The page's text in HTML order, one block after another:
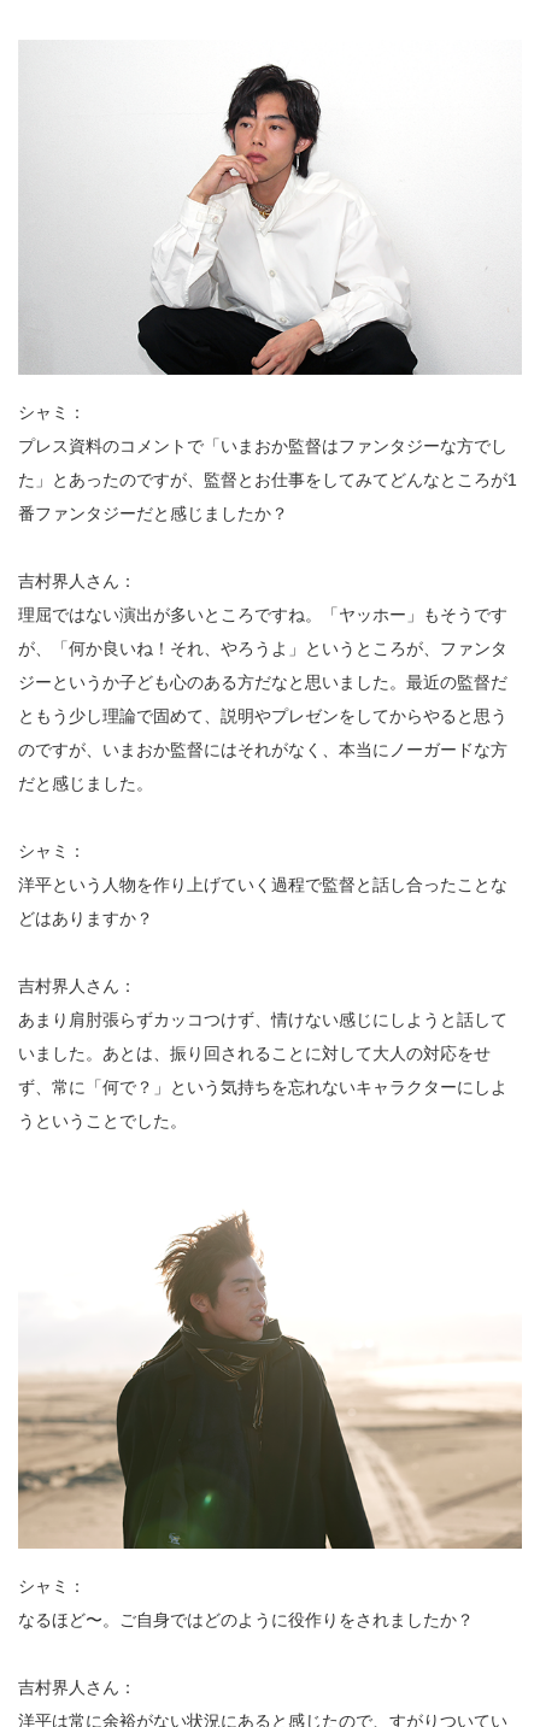
シャミ：
プレス資料のコメントで「いまおか監督はファンタジーな方でし
た」とあったのですが、監督とお仕事をしてみてどんなところが1
番ファンタジーだと感じましたか？
吉村界人さん：
理屈ではない演出が多いところですね。「ヤッホー」もそうです
が、「何か良いね！それ、やろうよ」というところが、ファンタ
ジーというか子ども心のある方だなと思いました。最近の監督だ
ともう少し理論で固めて、説明やプレゼンをしてからやると思う
のですが、いまおか監督にはそれがなく、本当にノーガードな方
だと感じました。
シャミ：
洋平という人物を作り上げていく過程で監督と話し合ったことな
どはありますか？
吉村界人さん：
あまり肩肘張らずカッコつけず、情けない感じにしようと話して
いました。あとは、振り回されることに対して大人の対応をせ
ず、常に「何で？」という気持ちを忘れないキャラクターにしよ
うということでした。
シャミ：
なるほど〜。ご自身ではどのように役作りをされましたか？
吉村界人さん：
洋平は常に余裕がない状況にあると感じたので、すがりついてい